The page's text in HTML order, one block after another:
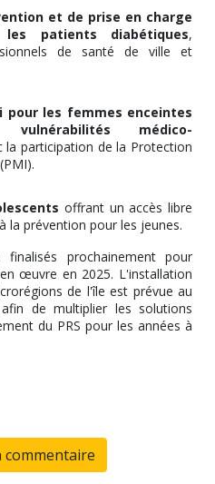
et de prise en charge
les patients diabétiques,
de santé de ville et
pour les femmes enceintes
médico-
la participation de la Protection
offrant un accès libre
la prévention pour les jeunes.
prochainement pour
œuvre en 2025. L'installation
de l'île est prévue au
de multiplier les solutions
du PRS pour les années à